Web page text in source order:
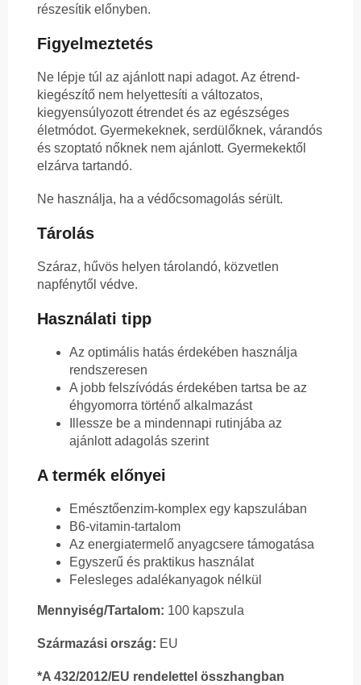
részesítik előnyben.
Figyelmeztetés
Ne lépje túl az ajánlott napi adagot. Az étrend-
kiegészítő nem helyettesíti a változatos,
kiegyensúlyozott étrendet és az egészséges
életmódot. Gyermekeknek, serdülőknek, várandós
és szoptató nőknek nem ajánlott. Gyermekektől
elzárva tartandó.
Ne használja, ha a védőcsomagolás sérült.
Tárolás
Száraz, hűvös helyen tárolandó, közvetlen
napfénytől védve.
Használati tipp
Az optimális hatás érdekében használja
rendszeresen
A jobb felszívódás érdekében tartsa be az
éhgyomorra történő alkalmazást
Illessze be a mindennapi rutinjába az
ajánlott adagolás szerint
A termék előnyei
Emésztőenzim-komplex egy kapszulában
B6-vitamin-tartalom
Az energiatermelő anyagcsere támogatása
Egyszerű és praktikus használat
Felesleges adalékanyagok nélkül
Mennyiség/Tartalom: 100 kapszula
Származási ország: EU
*A 432/2012/EU rendelettel összhangban